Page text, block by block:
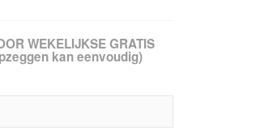
WEKELIJKSE GRATIS
kan eenvoudig)